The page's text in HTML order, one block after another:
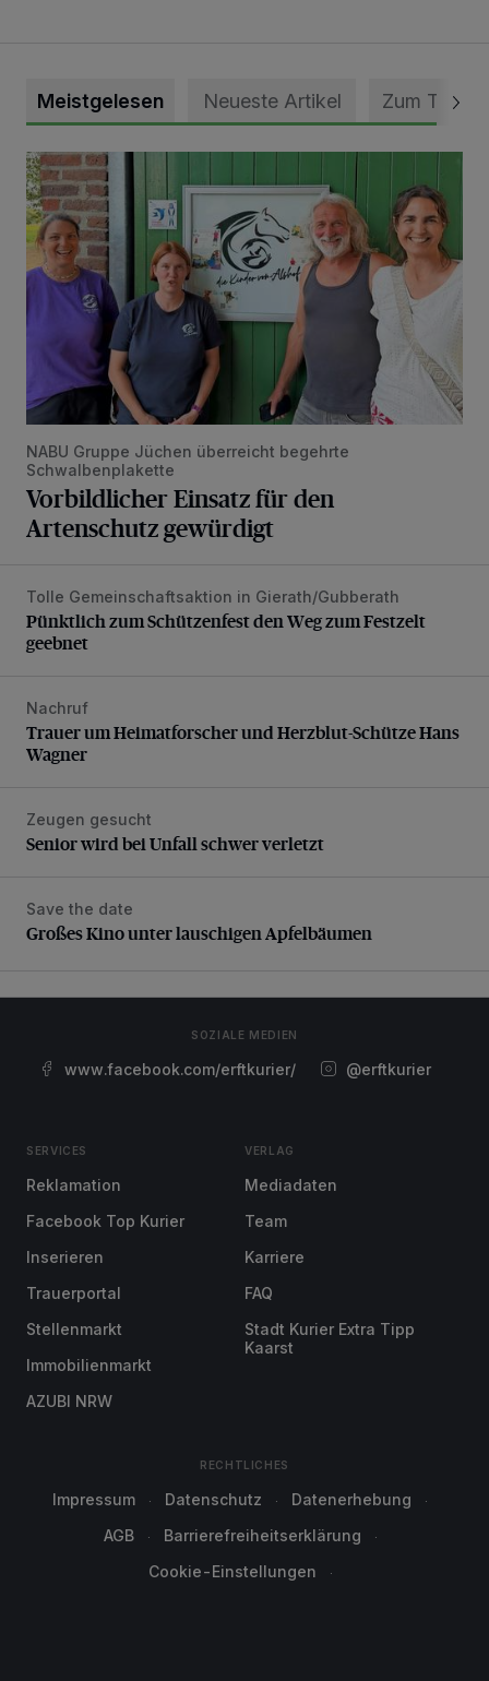
Meistgelesen Neueste Artikel Zum Thema
Vorbildlicher Einsatz für den Artenschutz gewürdigt
NABU Gruppe Jüchen überreicht begehrte
Schwalbenplakette
Vorbildlicher Einsatz für den
Artenschutz gewürdigt
Pünktlich zum Schützenfest den Weg zum Festzelt
Tolle Gemeinschaftsaktion in Gierath/Gubberath
Pünktlich zum Schützenfest den Weg zum Festzelt
geebnet
Trauer um Heimatforscher und Herzblut-Schütze Hans
Nachruf
Trauer um Heimatforscher und Herzblut-Schütze Hans
Wagner
Senior wird bei Unfall schwer verletzt
Zeugen gesucht
Senior wird bei Unfall schwer verletzt
Großes Kino unter lauschigen Apfelbäumen
Save the date
Großes Kino unter lauschigen Apfelbäumen
SOZIALE MEDIEN
www.facebook.com/erftkurier/ @erftkurier
SERVICES
Reklamation
Facebook Top Kurier
Inserieren
Trauerportal
Stellenmarkt
Immobilienmarkt
AZUBI NRW
VERLAG
Mediadaten
Team
Karriere
FAQ
Stadt Kurier Extra Tipp
Kaarst
RECHTLICHES
Impressum Datenschutz
Datenerhebung
AGB
Barrierefreiheitserklärung
Cookie-Einstellungen